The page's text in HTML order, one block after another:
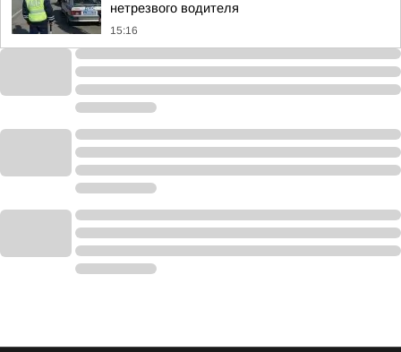
нетрезвого водителя
15:16